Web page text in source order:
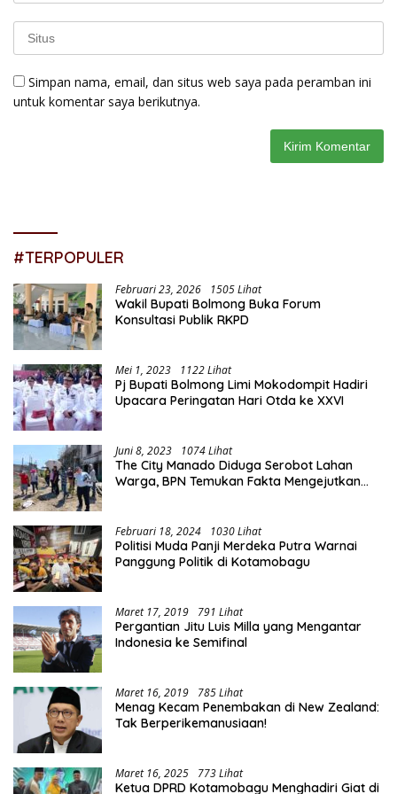
Simpan nama, email, dan situs web saya pada peramban ini
untuk komentar saya berikutnya.
#TERPOPULER
Februari 23, 2026 1505 Lihat
Wakil Bupati Bolmong Buka Forum
Konsultasi Publik RKPD
Mei 1, 2023 1122 Lihat
Pj Bupati Bolmong Limi Mokodompit Hadiri
Upacara Peringatan Hari Otda ke XXVI
Juni 8, 2023 1074 Lihat
The City Manado Diduga Serobot Lahan
Warga, BPN Temukan Fakta Mengejutkan
Februari 18, 2024 1030 Lihat
Politisi Muda Panji Merdeka Putra Warnai
Panggung Politik di Kotamobagu
Maret 17, 2019 791 Lihat
Pergantian Jitu Luis Milla yang Mengantar
Indonesia ke Semifinal
Maret 16, 2019 785 Lihat
Menag Kecam Penembakan di New Zealand:
Tak Berperikemanusiaan!
Maret 16, 2025 773 Lihat
Ketua DPRD Kotamobagu Menghadiri Giat di